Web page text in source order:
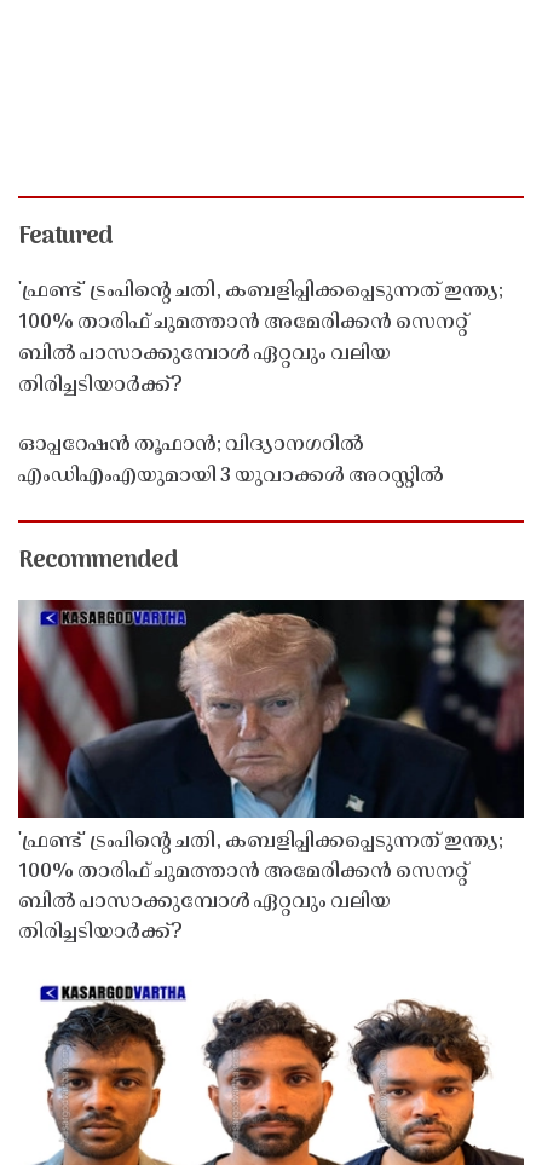
Featured
'ഫ്രണ്ട്' ട്രംപിന്റെ ചതി, കബളിപ്പിക്കപ്പെടുന്നത് ഇന്ത്യ;
100% താരിഫ് ചുമത്താൻ അമേരിക്കൻ സെനറ്റ്
ബിൽ പാസാക്കുമ്പോൾ ഏറ്റവും വലിയ
തിരിച്ചടിയാർക്ക്?
ഓപ്പറേഷൻ തൂഫാൻ; വിദ്യാനഗറിൽ
എംഡിഎംഎയുമായി 3 യുവാക്കൾ അറസ്റ്റിൽ
Recommended
'ഫ്രണ്ട്' ട്രംപിന്റെ ചതി, കബളിപ്പിക്കപ്പെടുന്നത് ഇന്ത്യ;
100% താരിഫ് ചുമത്താൻ അമേരിക്കൻ സെനറ്റ്
ബിൽ പാസാക്കുമ്പോൾ ഏറ്റവും വലിയ
തിരിച്ചടിയാർക്ക്?